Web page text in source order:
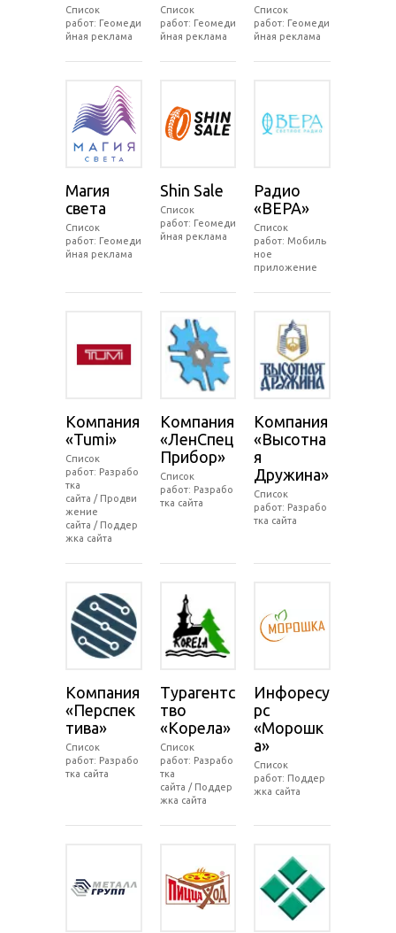
Список
работ: Геомеди
йная реклама
Список
работ: Геомеди
йная реклама
Список
работ: Геомеди
йная реклама
Магия
света
Список
работ: Геомеди
йная реклама
Shin Sale
Список
работ: Геомеди
йная реклама
Радио
«ВЕРА»
Список
работ: Мобиль
ное
приложение
Компания
«Tumi»
Список
работ: Разрабо
тка
сайта / Продви
жение
сайта / Поддер
жка сайта
Компания
«ЛенСпец
Прибор»
Список
работ: Разрабо
тка сайта
Компания
«Высотна
я
Дружина»
Список
работ: Разрабо
тка сайта
Компания
«Перспек
тива»
Список
работ: Разрабо
тка сайта
Турагентс
тво
«Корела»
Список
работ: Разрабо
тка
сайта / Поддер
жка сайта
Инфоресу
рс
«Морошк
а»
Список
работ: Поддер
жка сайта